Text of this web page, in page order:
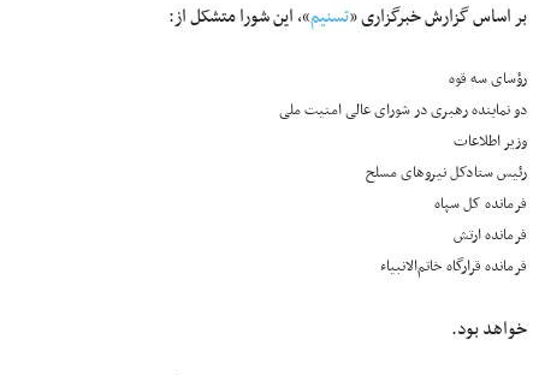
بر اساس گزارش خبرگزاری «تسنیم»، این شورا متشکل از:
رؤسای سه قوه
دو نماینده رهبری در شورای عالی امنیت ملی
وزیر اطلاعات
رئیس ستادکل نیروهای مسلح
فرمانده کل سپاه
فرمانده ارتش
فرمانده قرارگاه خاتم‌الانبیاء
خواهد بود.